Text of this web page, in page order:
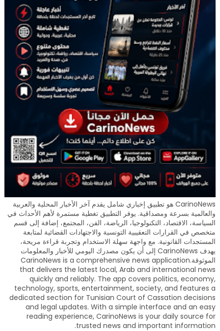
CarinoNews هو تطبيق إخباري شامل يقدم آخر الأخبار المحلية والعربية
والعالمية بسرعة ومصداقية. يوفر التطبيق تغطية مستمرة لأهم الأحداث في
السياسة، الاقتصاد، التكنولوجيا، الرياضة، الفن، المجتمع، إضافة إلى قسم
متخصص في القرارات التعقيبية التونسية والاجتهادات القضائية لمتابعة
المستجدات القانونية. مع واجهة سهلة الاستخدام وتجربة قراءة مريحة،
يهدف CarinoNews إلى أن يكون مصدرك اليومي للأخبار والمعلومات
الموثوقة.CarinoNews is a comprehensive news application
that delivers the latest local, Arab and international news
quickly and reliably. The app covers politics, economy,
technology, sports, entertainment, society, and features a
dedicated section for Tunisian Court of Cassation decisions
and legal updates. With a simple interface and an easy
reading experience, CarinoNews is your daily source for
trusted news and important information.